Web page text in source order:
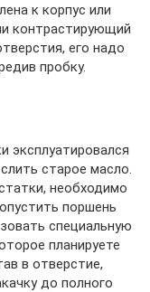
к корпус или
контрастирующий
его надо
пробку.
эксплуатировался
старое масло.
необходимо
поршень
специальную
планируете
в отверстие,
до полного